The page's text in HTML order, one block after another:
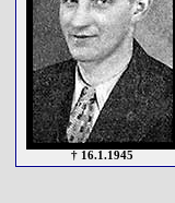
† 16.1.1945